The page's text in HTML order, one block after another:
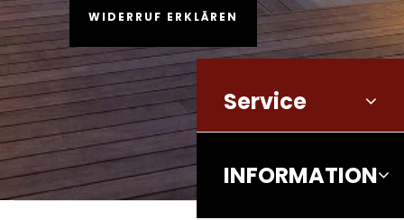
WIDERRUF ERKLÄREN
Service
INFORMATION